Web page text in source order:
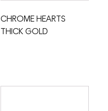
CHROME HEARTS
THICK GOLD